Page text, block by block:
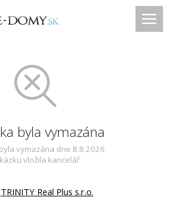
byla vymazána
vymazána dne 8.8.2026
vložila kancelář
TRINITY Real Plus s.r.o.